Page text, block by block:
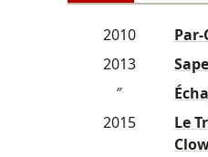
2010
2013
″
2015
Le